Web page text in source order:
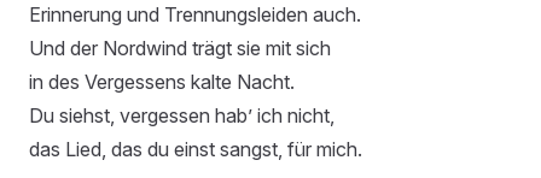
Erinnerung und Trennungsleiden auch.
Und der Nordwind trägt sie mit sich
in des Vergessens kalte Nacht.
Du siehst, vergessen hab’ ich nicht,
das Lied, das du einst sangst, für mich.